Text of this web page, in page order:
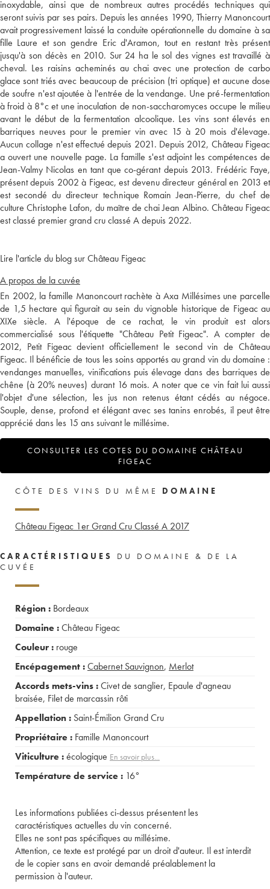
inoxydable, ainsi que de nombreux autres procédés techniques qui
seront suivis par ses pairs. Depuis les années 1990, Thierry Manoncourt
avait progressivement laissé la conduite opérationnelle du domaine à sa
fille Laure et son gendre Eric d'Aramon, tout en restant très présent
jusqu'à son décès en 2010. Sur 24 ha le sol des vignes est travaillé à
cheval. Les raisins acheminés au chai avec une protection de carbo
glace sont triés avec beaucoup de précision (tri optique) et aucune dose
de soufre n'est ajoutée à l'entrée de la vendange. Une pré-fermentation
à froid à 8°c et une inoculation de non-saccharomyces occupe le milieu
avant le début de la fermentation alcoolique. Les vins sont élevés en
barriques neuves pour le premier vin avec 15 à 20 mois d'élevage.
Aucun collage n'est effectué depuis 2021. Depuis 2012, Château Figeac
a ouvert une nouvelle page. La famille s'est adjoint les compétences de
Jean-Valmy Nicolas en tant que co-gérant depuis 2013. Frédéric Faye,
présent depuis 2002 à Figeac, est devenu directeur général en 2013 et
est secondé du directeur technique Romain Jean-Pierre, du chef de
culture Christophe Lafon, du maître de chai Jean Albino. Château Figeac
est classé premier grand cru classé A depuis 2022.
Lire l'article du blog sur Château Figeac
A propos de la cuvée
En 2002, la famille Manoncourt rachète à Axa Millésimes une parcelle
de 1,5 hectare qui figurait au sein du vignoble historique de Figeac au
XIXe siècle. A l'époque de ce rachat, le vin produit est alors
commercialisé sous l'étiquette "Château Petit Figeac". A compter de
2012, Petit Figeac devient officiellement le second vin de Château
Figeac. Il bénéficie de tous les soins apportés au grand vin du domaine :
vendanges manuelles, vinifications puis élevage dans des barriques de
chêne (à 20% neuves) durant 16 mois. A noter que ce vin fait lui aussi
l'objet d'une sélection, les jus non retenus étant cédés au négoce.
Souple, dense, profond et élégant avec ses tanins enrobés, il peut être
apprécié dans les 15 ans suivant le millésime.
CONSULTER LES COTES DU DOMAINE CHÂTEAU
FIGEAC
CÔTE DES VINS DU MÊME DOMAINE
Château Figeac 1er Grand Cru Classé A 2017
CARACTÉRISTIQUES
DU DOMAINE & DE LA
CUVÉE
Région : Bordeaux
Domaine :Château Figeac
Couleur : rouge
Encépagement :Cabernet Sauvignon, Merlot
Accords mets-vins :Civet de sanglier, Epaule d'agneau
braisée, Filet de marcassin rôti
Appellation : Saint-Émilion Grand Cru
Propriétaire : Famille Manoncourt
Viticulture :écologique En savoir plus...
Température de service : 16°
Les informations publiées ci-dessus présentent les
caractéristiques actuelles du vin concerné.
Elles ne sont pas spécifiques au millésime.
Attention, ce texte est protégé par un droit d'auteur. Il est interdit
de le copier sans en avoir demandé préalablement la
permission à l'auteur.